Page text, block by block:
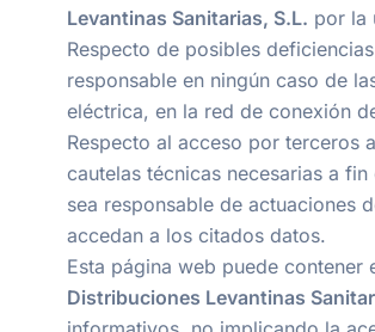
Levantinas Sanitarias, S.L. por la
Respecto de posibles
responsable en ningún caso de
eléctrica, en la red de conexión
Respecto al acceso por terceros
cautelas técnicas necesarias a
sea responsable de actuaciones
accedan a los citados datos.
Esta página web puede
Distribuciones Levantinas